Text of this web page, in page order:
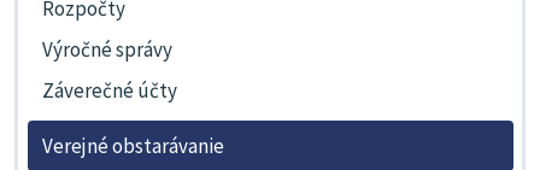
Rozpočty
Výročné správy
Záverečné účty
Verejné obstarávanie